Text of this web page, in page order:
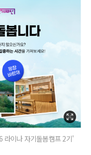
라이나 자기돌봄캠프 2기'